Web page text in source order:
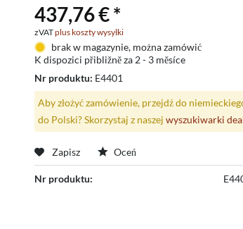
437,76 € *
zVATplus koszty wysyłki
brak w magazynie, można zamówić
K dispozici přibližně za 2 - 3 měsíce
Nr produktu: E4401
Aby złożyć zamówienie, przejdź do
do Polski? Skorzystaj z naszejwyszukiwarki
Zapisz Oceń
Nr produktu: